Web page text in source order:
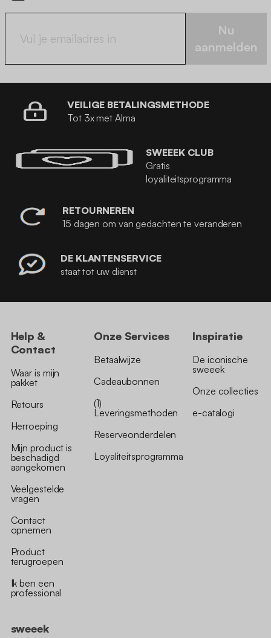
Nu
aanmelden
VEILIGE BETALINGSMETHODE
Tot 3x met Alma
SWEEEK CLUB
Gratis
loyaliteitsprogramma
RETOURNEREN
15 dagen om van gedachten te veranderen
DE KLANTENSERVICE
staat tot uw dienst
Help &
Contact
Waar is mijn
pakket
Retours
Herroeping
Mijn product is
beschadigd
aangekomen
Veelgestelde
vragen
Contact
opnemen
Product
terugroepen
Ik ben een
professional
Onze Services
Betaalwijze
Cadeaubonnen
(1)
Leveringsmethoden
Reserveonderdelen
Loyaliteitsprogramma
Inspiratie
De iconische
sweeek
Onze collecties
e-catalogi
sweeek